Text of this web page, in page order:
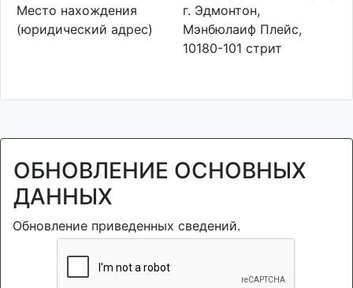
Место нахождения
(юридический адрес)
г. Эдмонтон,
Мэнбюлаиф Плейс,
10180-101 стрит
ОБНОВЛЕНИЕ ОСНОВНЫХ
ДАННЫХ
Обновление приведенных сведений.